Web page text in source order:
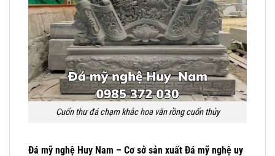
Cuốn thư đá chạm khắc hoa văn rồng cuốn thủy
Đá mỹ nghệ Huy Nam – Cơ sở sản xuất Đá mỹ nghệ uy